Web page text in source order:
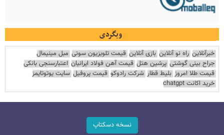
وبگردی
خبرآنلاین راه نو آنلاین بازی آنلاین قیمت تلویزیون سونی مبل مینیمال
جراح بینی گوشتی پرشین هتل قیمت آهن فولاد ایرانیان اعتبارسنجی بانکی
قیمت طلا امروز بلیط قطار شرکت رادوکو قیمت پروفیل سایت یوتوتایمز
خرید اکانت chatgpt
نسخه دسکتاپ